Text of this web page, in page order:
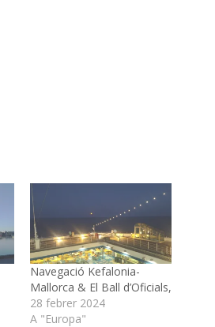
Navegació Kefalonia-
Mallorca & El Ball d’Oficials,
28 febrer 2024
A "Europa"